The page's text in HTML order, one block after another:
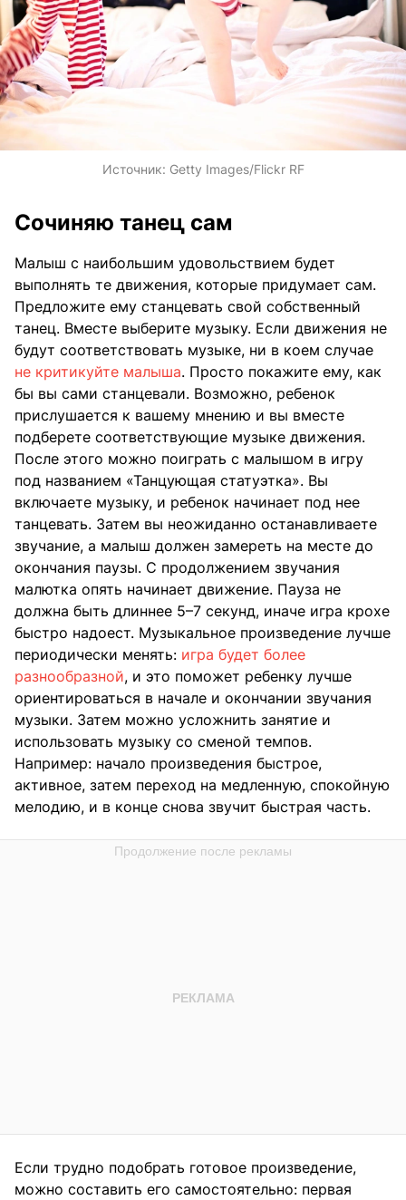
Источник: Getty Images/Flickr RF
Сочиняю танец сам
Малыш с наибольшим удовольствием будет
выполнять те движения, которые придумает сам.
Предложите ему станцевать свой собственный
танец. Вместе выберите музыку. Если движения не
будут соответствовать музыке, ни в коем случае
не критикуйте малыша. Просто покажите ему, как
бы вы сами станцевали. Возможно, ребенок
прислушается к вашему мнению и вы вместе
подберете соответствующие музыке движения.
После этого можно поиграть с малышом в игру
под названием «Танцующая статуэтка». Вы
включаете музыку, и ребенок начинает под нее
танцевать. Затем вы неожиданно останавливаете
звучание, а малыш должен замереть на месте до
окончания паузы. С продолжением звучания
малютка опять начинает движение. Пауза не
должна быть длиннее 5–7 секунд, иначе игра крохе
быстро надоест. Музыкальное произведение лучше
периодически менять: игра будет более
разнообразной, и это поможет ребенку лучше
ориентироваться в начале и окончании звучания
музыки. Затем можно усложнить занятие и
использовать музыку со сменой темпов.
Например: начало произведения быстрое,
активное, затем переход на медленную, спокойную
мелодию, и в конце снова звучит быстрая часть.
Если трудно подобрать готовое произведение,
можно составить его самостоятельно: первая